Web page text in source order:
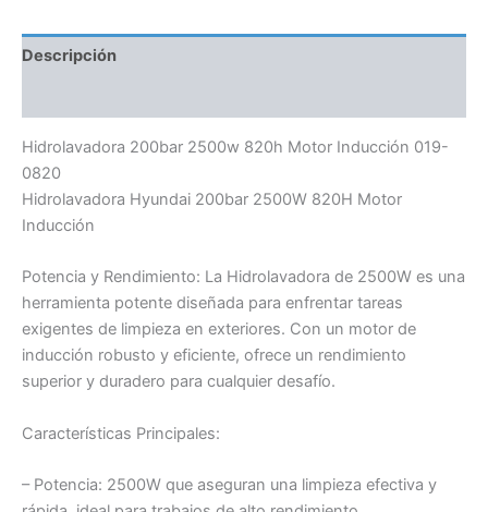
Descripción
Hidrolavadora 200bar 2500w 820h Motor Inducción 019-
0820
Hidrolavadora Hyundai 200bar 2500W 820H Motor
Inducción
Potencia y Rendimiento: La Hidrolavadora de 2500W es una
herramienta potente diseñada para enfrentar tareas
exigentes de limpieza en exteriores. Con un motor de
inducción robusto y eficiente, ofrece un rendimiento
superior y duradero para cualquier desafío.
Características Principales:
– Potencia: 2500W que aseguran una limpieza efectiva y